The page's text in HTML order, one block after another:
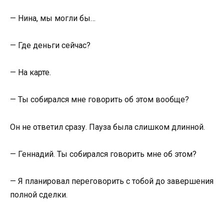
— Нина, мы могли бы…
— Где деньги сейчас?
— На карте.
— Ты собирался мне говорить об этом вообще?
Он не ответил сразу. Пауза была слишком длинной.
— Геннадий. Ты собирался говорить мне об этом?
— Я планировал переговорить с тобой до завершения
полной сделки.